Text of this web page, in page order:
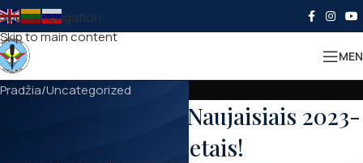
Skip to navigation
Skip to main content
Pradžia Uncategorized
Su šv. Kalėdom ir Naujaisiais 2023-
siais Metais!